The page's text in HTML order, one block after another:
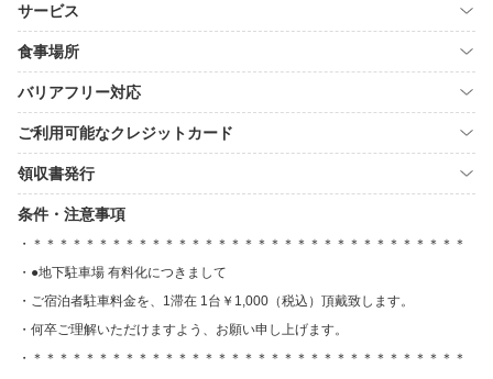
サービス
食事場所
バリアフリー対応
ご利用可能なクレジットカード
領収書発行
条件・注意事項
＊＊＊＊＊＊＊＊＊＊＊＊＊＊＊＊＊＊＊＊＊＊＊＊＊＊＊＊＊＊＊＊＊
●地下駐車場 有料化につきまして
ご宿泊者駐車料金を、1滞在 1台￥1,000（税込）頂戴致します。
何卒ご理解いただけますよう、お願い申し上げます。
＊＊＊＊＊＊＊＊＊＊＊＊＊＊＊＊＊＊＊＊＊＊＊＊＊＊＊＊＊＊＊＊＊